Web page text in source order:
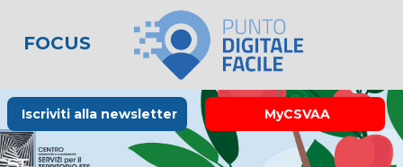
FOCUS
Rubrica La Stampa
Links utili
Iscriviti alla newsletter MyCSVAA